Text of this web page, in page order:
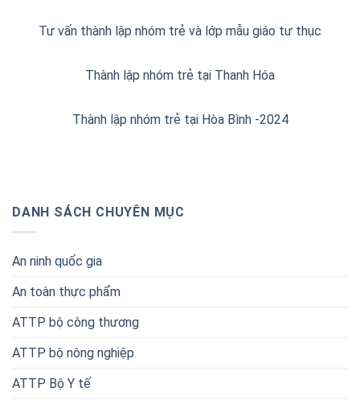
Tư vấn thành lập nhóm trẻ và lớp mẫu giáo tư thục
Thành lập nhóm trẻ tại Thanh Hóa
Thành lập nhóm trẻ tại Hòa Bình -2024
DANH SÁCH CHUYÊN MỤC
An ninh quốc gia
An toàn thực phẩm
ATTP bộ công thương
ATTP bộ nông nghiệp
ATTP Bộ Y tế